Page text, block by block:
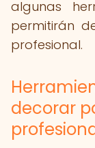
algunas
permitirán
profesional.
decorar